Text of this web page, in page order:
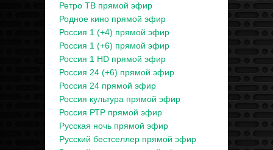
Ретро ТВ прямой эфир
Родное кино прямой эфир
Россия 1 (+4) прямой эфир
Россия 1 (+6) прямой эфир
Россия 1 HD прямой эфир
Россия 24 (+6) прямой эфир
Россия 24 прямой эфир
Россия культура прямой эфир
Россия РТР прямой эфир
Русская ночь прямой эфир
Русский бестселлер прямой эфир